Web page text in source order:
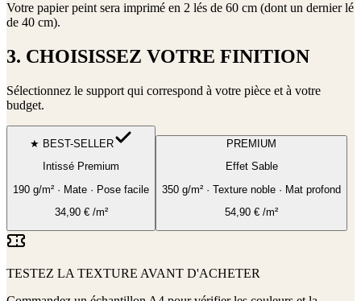
Votre papier peint sera imprimé en 2 lés de 60 cm (dont un dernier lé
de 40 cm).
3. CHOISISSEZ VOTRE FINITION
Sélectionnez le support qui correspond à votre pièce et à votre
budget.
★ BEST-SELLER
Intissé Premium
190 g/m² · Mate · Pose facile
34,90€/m²
PREMIUM
Effet Sable
350 g/m² · Texture noble · Mat profond
54,90 € /m²
TESTEZ LA TEXTURE AVANT D'ACHETER